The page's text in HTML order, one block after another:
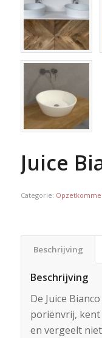
Juice
Categorie:
Beschrijving
Beschrijving
De Juice
poriënvrij, kent
en vergeelt